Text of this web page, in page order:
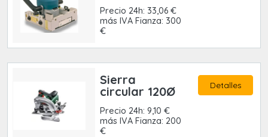
Precio 24h: 33,06 €
más IVA Fianza: 300
€
Sierra
circular 120Ø
Precio 24h: 9,10 €
más IVA Fianza: 200
€
Detalles